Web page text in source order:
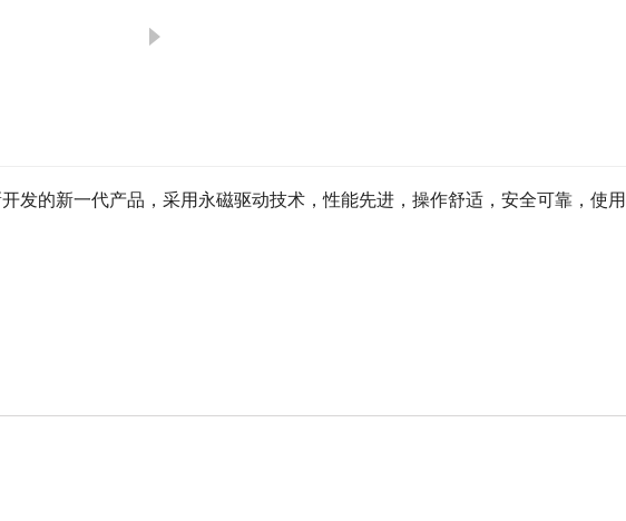
发的新一代产品，采用永磁驱动技术，性能先进，操作舒适，安全可靠，使